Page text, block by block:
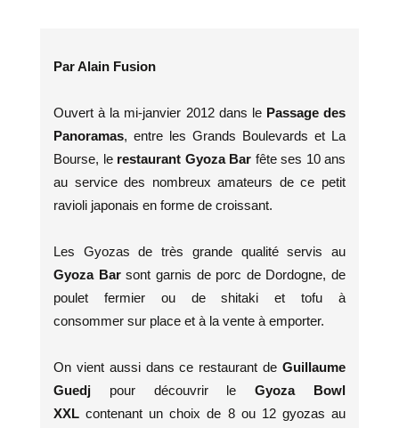
Par Alain Fusion
Ouvert à la mi-janvier 2012 dans lePassage des
Panoramas, entre les Grands Boulevards et La
Bourse, lerestaurant Gyoza Bar fête ses 10 ans
au service des nombreux amateurs de ce petit
ravioli japonais en forme de croissant.
Les Gyozas de très grande qualité servis au
Gyoza Barsont garnis de porc de Dordogne, de
poulet fermier ou de shitaki et tofu à
consommer sur place et à la vente à emporter.
On vient aussi dans ce restaurant de Guillaume
Guedj pour découvrir leGyoza Bowl
XXL contenant un choix de 8 ou 12 gyozas au